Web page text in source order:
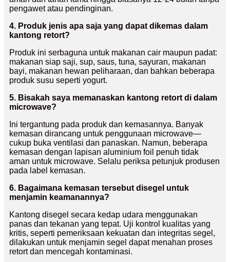
pengawet atau pendinginan.
4. Produk jenis apa saja yang dapat dikemas dalam
kantong retort?
Produk ini serbaguna untuk makanan cair maupun padat:
makanan siap saji, sup, saus, tuna, sayuran, makanan
bayi, makanan hewan peliharaan, dan bahkan beberapa
produk susu seperti yogurt.
5. Bisakah saya memanaskan kantong retort di dalam
microwave?
Ini tergantung pada produk dan kemasannya. Banyak
kemasan dirancang untuk penggunaan microwave—
cukup buka ventilasi dan panaskan. Namun, beberapa
kemasan dengan lapisan aluminium foil penuh tidak
aman untuk microwave. Selalu periksa petunjuk produsen
pada label kemasan.
6. Bagaimana kemasan tersebut disegel untuk
menjamin keamanannya?
Kantong disegel secara kedap udara menggunakan
panas dan tekanan yang tepat. Uji kontrol kualitas yang
kritis, seperti pemeriksaan kekuatan dan integritas segel,
dilakukan untuk menjamin segel dapat menahan proses
retort dan mencegah kontaminasi.